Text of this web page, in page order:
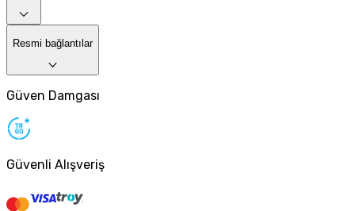
Resmi bağlantılar
Güven Damgası
Güvenli Alışveriş